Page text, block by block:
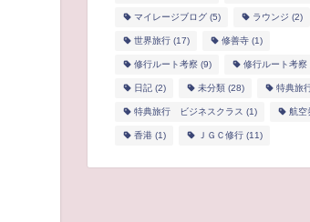
マイレージブログ(5) ラウンジ (2)
世界旅行(17) 修善寺(1)
修行ルート考察(9) 修行ルート考察
日記(2) 未分類(28) 特典旅
特典旅行 ビジネスクラス (1) 航空
香港(1) ＪＧＣ修行(11)